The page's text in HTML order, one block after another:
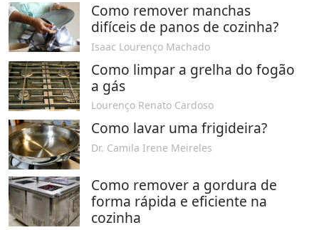
Como remover manchas
difíceis de panos de cozinha?
Isaac Lourenço Machado
Como limpar a grelha do fogão
a gás
Lourenço Renato Cardoso
Como lavar uma frigideira?
Dr. Camila Irene Meireles
Como remover a gordura de
forma rápida e eficiente na
cozinha